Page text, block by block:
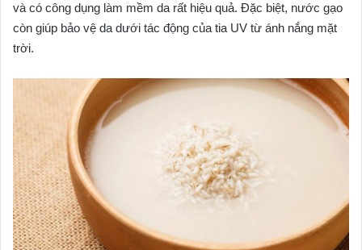
và có công dụng làm mềm da rất hiệu quả. Đặc biệt, nước gạo
còn giúp bảo vệ da dưới tác động của tia UV từ ánh nắng mặt
trời.